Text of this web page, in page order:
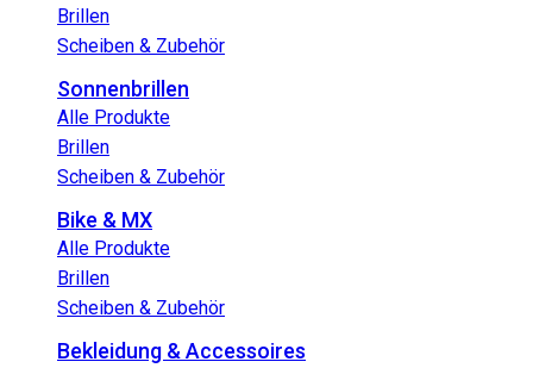
Brillen
Scheiben & Zubehör
Sonnenbrillen
Alle Produkte
Brillen
Scheiben & Zubehör
Bike & MX
Alle Produkte
Brillen
Scheiben & Zubehör
Bekleidung & Accessoires